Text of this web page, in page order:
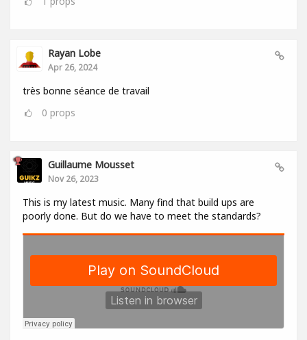
Rayan Lobe
Apr 26, 2024
très bonne séance de travail
0 props
Guillaume Mousset
Nov 26, 2023
This is my latest music. Many find that build ups are
poorly done. But do we have to meet the standards?